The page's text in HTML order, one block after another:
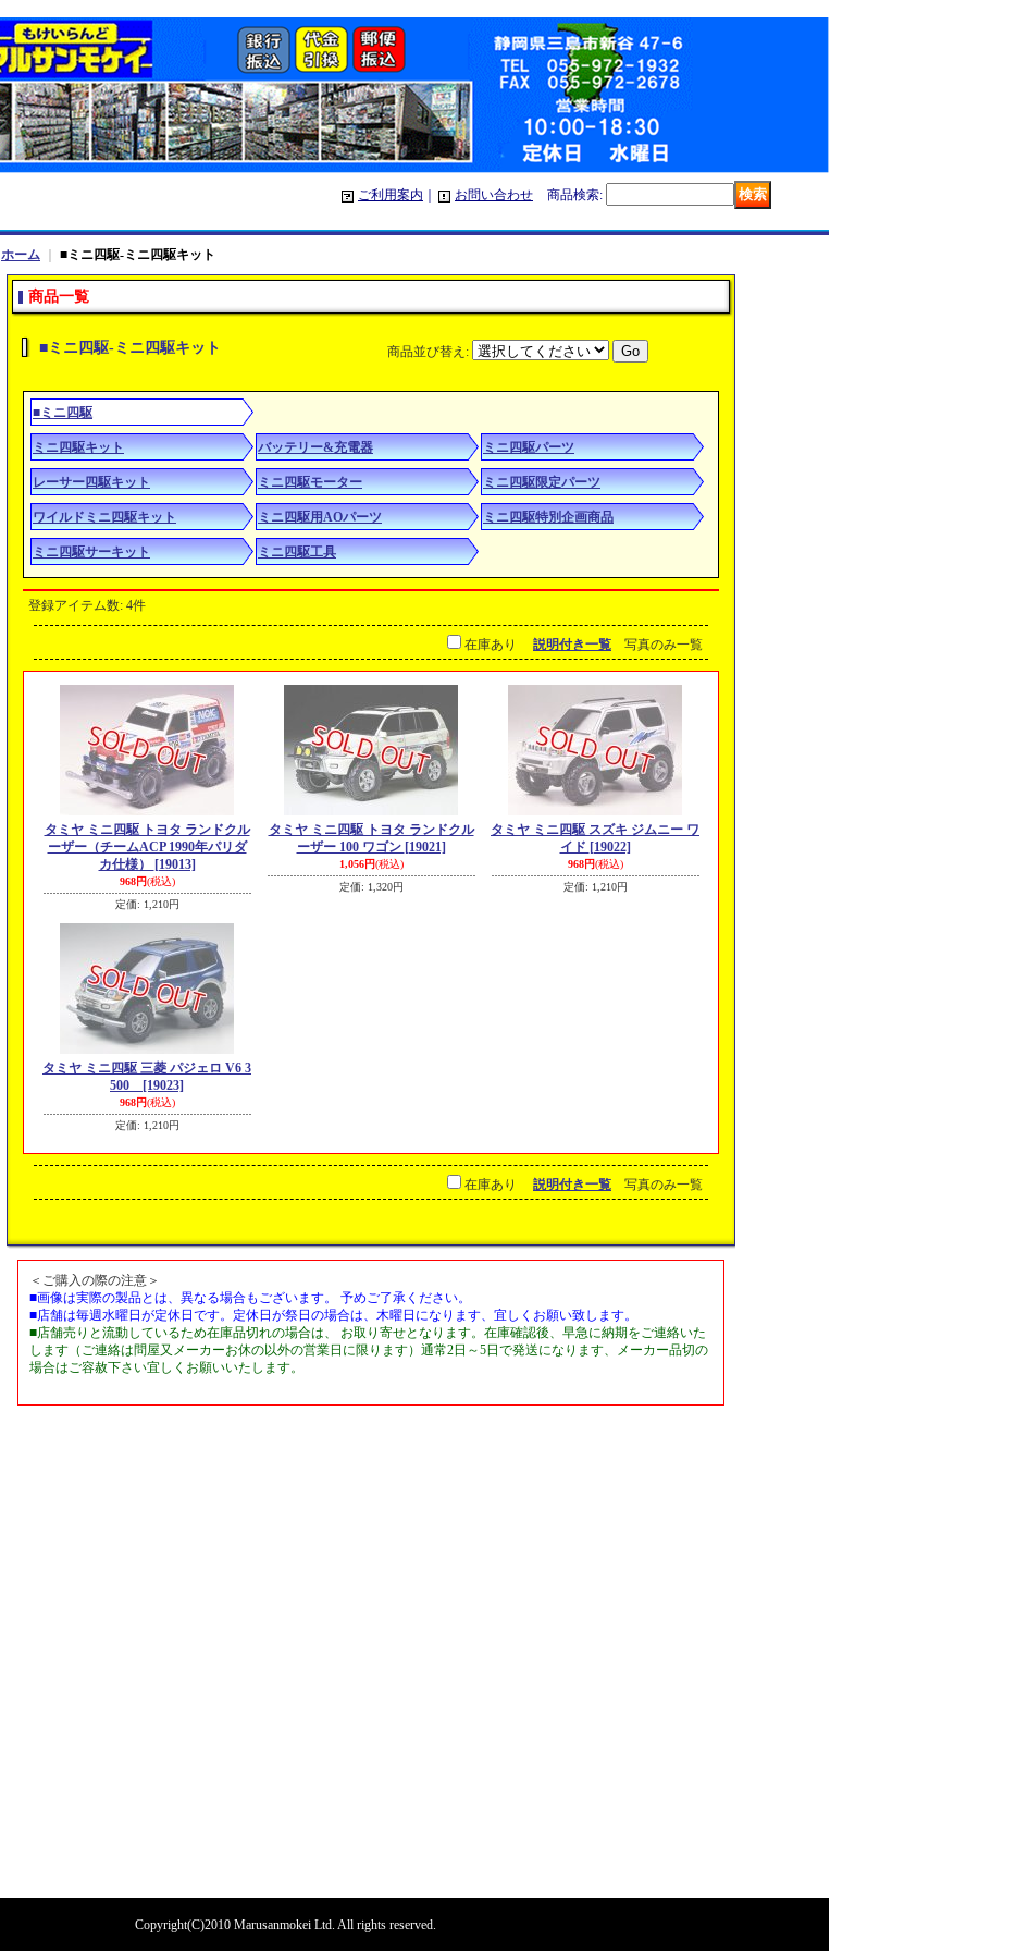
ご利用案内 お問い合わせ 商品検索:
ホーム ■ミニ四駆-ミニ四駆キット
商品一覧
■ミニ四駆-ミニ四駆キット 商品並び替え :
■ミニ四駆
ミニ四駆キット バッテリー&充電器 ミニ四駆パーツ
レーサー四駆キット ミニ四駆モーター ミニ四駆限定パーツ
ワイルドミニ四駆キット ミニ四駆用AOパーツ ミニ四駆特別企画商品
ミニ四駆サーキット ミニ四駆工具
登録アイテム数: 4件
在庫あり 説明付き一覧 写真のみ一覧
タミヤ ミニ四駆 トヨタ ランドクル
ーザー（チームACP 1990年パリダ
カ仕様）
[19013]
968円(税込)
定価: 1,210円
タミヤ ミニ四駆 トヨタ ランドクル
ーザー 100 ワゴン [19021]
1,056円(税込)
定価: 1,320円
タミヤ ミニ四駆 スズキ ジムニー ワ
イド [19022]
968円(税込)
定価: 1,210円
タミヤ ミニ四駆 三菱 パジェロ V6 3
500
[19023]
968円(税込)
定価: 1,210円
在庫あり 説明付き一覧 写真のみ一覧
＜ご購入の際の注意＞
■画像は実際の製品とは、異なる場合もございます。 予めご了承ください。
■店舗は毎週水曜日が定休日です。定休日が祭日の場合は、木曜日になります、宜しくお願い致します。
■店舗売りと流動しているため在庫品切れの場合は、 お取り寄せとなります。在庫確認後、早急に納期をご連絡いた
します（ご連絡は問屋又メーカーお休の以外の営業日に限ります）通常2日～5日で発送になります、メーカー品切の
場合はご容赦下さい宜しくお願いいたします。
Copyright(C)2010 Marusanmokei Ltd. All rights reserved.